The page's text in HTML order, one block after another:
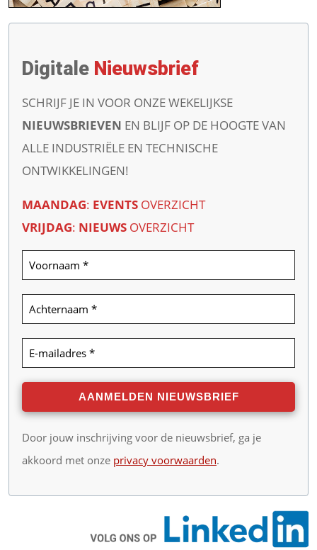
Digitale Nieuwsbrief
SCHRIJF JE IN VOOR ONZE WEKELIJKSE
NIEUWSBRIEVEN EN BLIJF OP DE HOOGTE VAN
ALLE INDUSTRIËLE EN TECHNISCHE
ONTWIKKELINGEN!
MAANDAG: EVENTS OVERZICHT
VRIJDAG: NIEUWS OVERZICHT
Door jouw inschrijving voor de nieuwsbrief, ga je
akkoord met onze privacy voorwaarden.